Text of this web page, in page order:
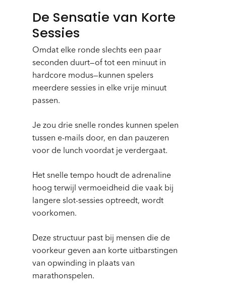
De Sensatie van Korte
Sessies
Omdat elke ronde slechts een paar
seconden duurt—of tot een minuut in
hardcore modus—kunnen spelers
meerdere sessies in elke vrije minuut
passen.
Je zou drie snelle rondes kunnen spelen
tussen e-mails door, en dan pauzeren
voor de lunch voordat je verdergaat.
Het snelle tempo houdt de adrenaline
hoog terwijl vermoeidheid die vaak bij
langere slot-sessies optreedt, wordt
voorkomen.
Deze structuur past bij mensen die de
voorkeur geven aan korte uitbarstingen
van opwinding in plaats van
marathonspelen.